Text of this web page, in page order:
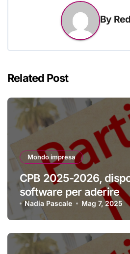
By
Related Post
Mondo impresa
CPB 2025-2026,
software per aderire
Nadia Pascale Mag 7, 2025